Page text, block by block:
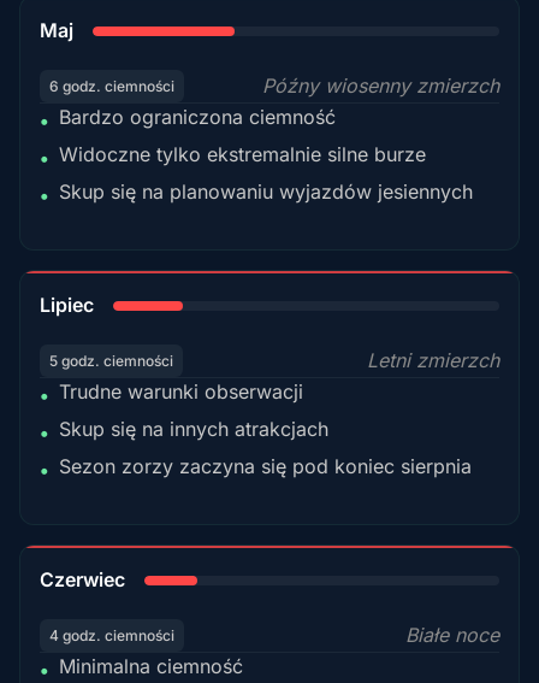
Maj
6 godz. ciemności
Późny wiosenny zmierzch
• Bardzo ograniczona ciemność
• Widoczne tylko ekstremalnie silne burze
• Skup się na planowaniu wyjazdów jesiennych
Lipiec
5 godz. ciemności
Letni zmierzch
• Trudne warunki obserwacji
• Skup się na innych atrakcjach
• Sezon zorzy zaczyna się pod koniec sierpnia
Czerwiec
4 godz. ciemności
Białe noce
• Minimalna ciemność